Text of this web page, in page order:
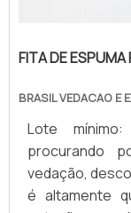
FITA DE
BRASIL VEDACAO E
Lote
procurando
vedação,
é altamente